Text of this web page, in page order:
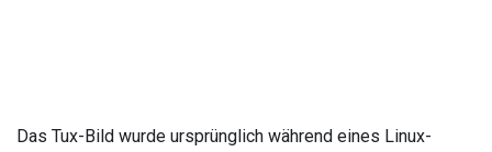
Das Tux-Bild wurde ursprünglich während eines Linux-